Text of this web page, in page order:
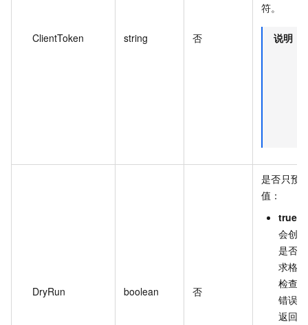
ClientToken string 否
符。
说明
DryRun boolean 否
是否只预
值：
true
会创
是否
求格
检查
错误
返回